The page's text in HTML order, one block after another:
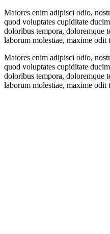
Maiores enim adipisci odio,
quod voluptates cupiditate
doloribus tempora, doloremque
laborum molestiae, maxime odit
Maiores enim adipisci odio,
quod voluptates cupiditate
doloribus tempora, doloremque
laborum molestiae, maxime odit